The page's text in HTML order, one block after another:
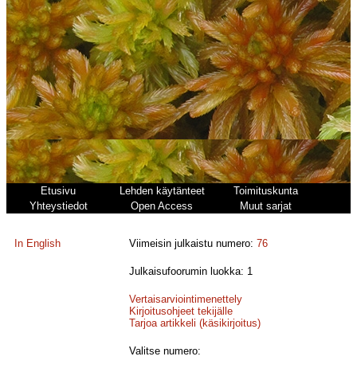
Etusivu Lehden käytänteet
Toimituskunta
Yhteystiedot
Open Access Muut sarjat
In English Viimeisin julkaistu numero:76
Julkaisufoorumin luokka: 1
Vertaisarviointimenettely
Kirjoitusohjeet tekijälle
Tarjoa artikkeli (käsikirjoitus)
Valitse numero: